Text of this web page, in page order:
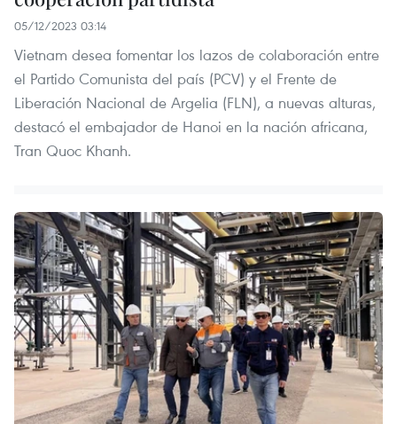
05/12/2023 03:14
Vietnam desea fomentar los lazos de colaboración entre
el Partido Comunista del país (PCV) y el Frente de
Liberación Nacional de Argelia (FLN), a nuevas alturas,
destacó el embajador de Hanoi en la nación africana,
Tran Quoc Khanh.